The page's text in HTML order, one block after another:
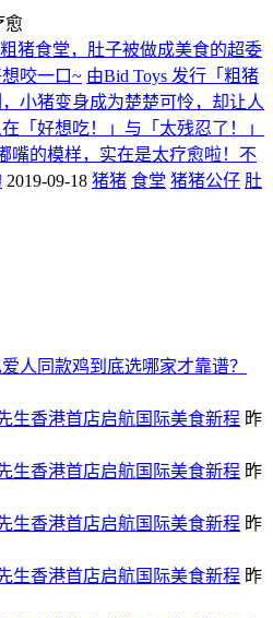
愈
猪食堂，肚子被做成美食的超委
咬一口~ 由Bid Toys 发行「粗猪
小猪变身成为楚楚可怜，却让人
「好想吃！」与「太残忍了！」
嘴的模样，实在是太疗愈啦！不
2019-09-18 猪猪 食堂 猪猪公仔 肚
人同款鸡到底选哪家才靠谱？
生香港首店启航国际美食新程 昨
生香港首店启航国际美食新程 昨
生香港首店启航国际美食新程 昨
生香港首店启航国际美食新程 昨